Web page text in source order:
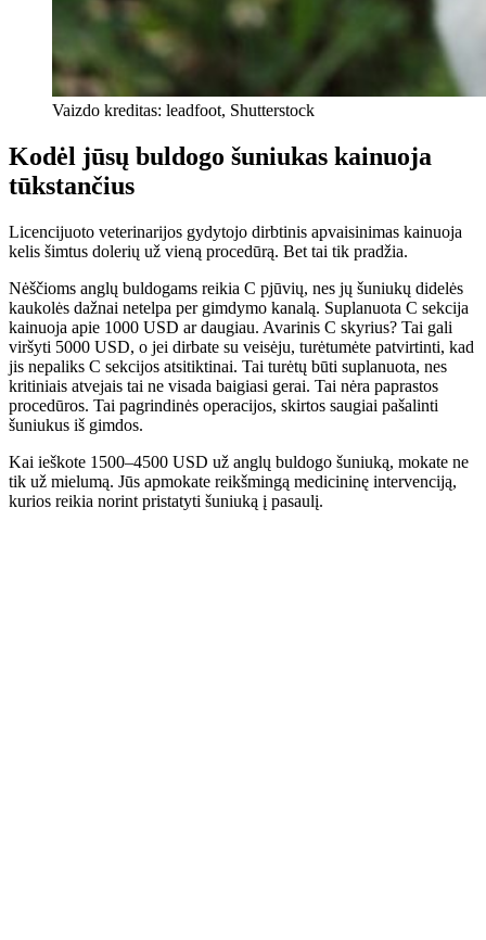
Vaizdo kreditas: leadfoot, Shutterstock
Kodėl jūsų buldogo šuniukas kainuoja
tūkstančius
Licencijuoto veterinarijos gydytojo dirbtinis apvaisinimas kainuoja
kelis šimtus dolerių už vieną procedūrą. Bet tai tik pradžia.
Nėščioms anglų buldogams reikia C pjūvių, nes jų šuniukų didelės
kaukolės dažnai netelpa per gimdymo kanalą. Suplanuota C sekcija
kainuoja apie 1000 USD ar daugiau. Avarinis C skyrius? Tai gali
viršyti 5000 USD, o jei dirbate su veisėju, turėtumėte patvirtinti, kad
jis nepaliks C sekcijos atsitiktinai. Tai turėtų būti suplanuota, nes
kritiniais atvejais tai ne visada baigiasi gerai. Tai nėra paprastos
procedūros. Tai pagrindinės operacijos, skirtos saugiai pašalinti
šuniukus iš gimdos.
Kai ieškote 1500–4500 USD už anglų buldogo šuniuką, mokate ne
tik už mielumą. Jūs apmokate reikšmingą medicininę intervenciją,
kurios reikia norint pristatyti šuniuką į pasaulį.